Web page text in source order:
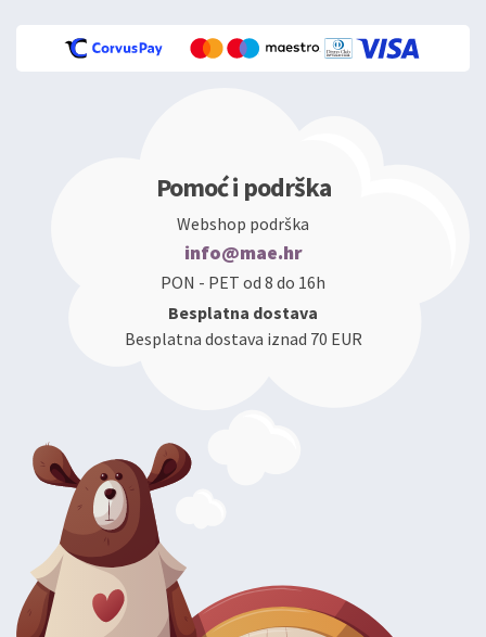
Pomoć i podrška
Webshop podrška
info@mae.hr
PON - PET od 8 do 16h
Besplatna dostava
Besplatna dostava iznad 70 EUR